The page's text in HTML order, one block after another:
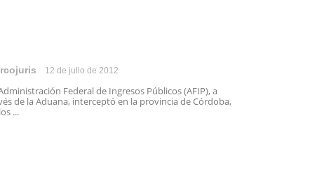
12 de julio de 2012
Federal de Ingresos Públicos (AFIP), a
de la Aduana, interceptó en la provincia de Córdoba,
...